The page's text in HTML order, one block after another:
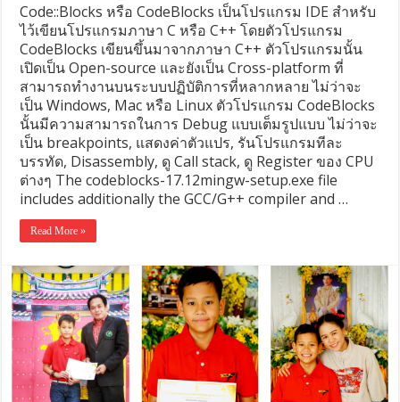
Code::Blocks หรือ CodeBlocks เป็นโปรแกรม IDE สำหรับ
ไว้เขียนโปรแกรมภาษา C หรือ C++ โดยตัวโปรแกรม
CodeBlocks เขียนขึ้นมาจากภาษา C++ ตัวโปรแกรมนั้น
เปิดเป็น Open-source และยังเป็น Cross-platform ที่
สามารถทำงานบนระบบปฏิบัติการที่หลากหลาย ไม่ว่าจะ
เป็น Windows, Mac หรือ Linux ตัวโปรแกรม CodeBlocks
นั้นมีความสามารถในการ Debug แบบเต็มรูปแบบ ไม่ว่าจะ
เป็น breakpoints, แสดงค่าตัวแปร, รันโปรแกรมทีละ
บรรทัด, Disassembly, ดู Call stack, ดู Register ของ CPU
ต่างๆ The codeblocks-17.12mingw-setup.exe file
includes additionally the GCC/G++ compiler and …
Read More »